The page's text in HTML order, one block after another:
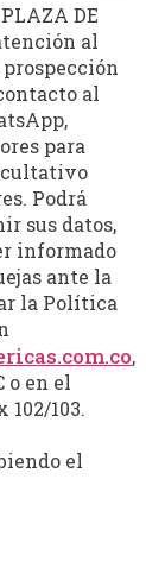
DE
al
al
para
Podrá
sus datos,
informado
ante la
la Política
,
o en el
103.
el